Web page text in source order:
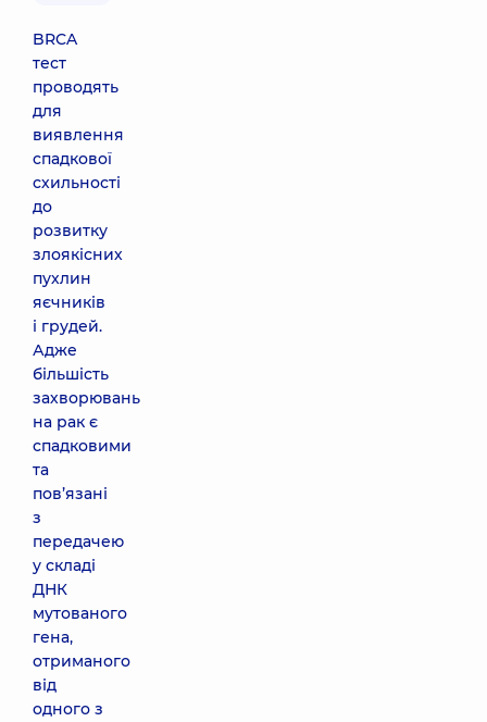
BRCA
тест
проводять
для
виявлення
спадкової
схильності
до
розвитку
злоякісних
пухлин
яєчників
і грудей.
Адже
більшість
захворювань
на рак є
спадковими
та
пов’язані
з
передачею
у складі
ДНК
мутованого
гена,
отриманого
від
одного з